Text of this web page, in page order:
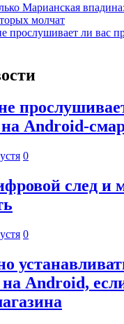
Марианская
молчат
прослушивает ли вас
Android-
0
след и
0
Android,